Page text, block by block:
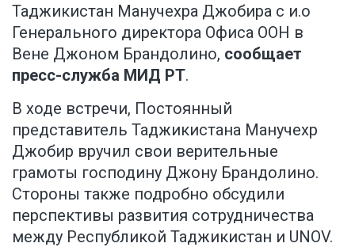
Таджикистан Манучехра Джобира с и.о
Генерального директора Офиса ООН в
Вене Джоном Брандолино, сообщает
пресс-служба МИД РТ.
В ходе встречи, Постоянный
представитель Таджикистана Манучехр
Джобир вручил свои верительные
грамоты господину Джону Брандолино.
Cтороны также подробно обсудили
перспективы развития сотрудничества
между Республикой Таджикистан и UNOV.